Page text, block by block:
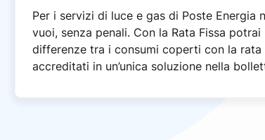
Per i servizi di luce e gas di Poste Energia
vuoi, senza penali. Con la Rata Fissa
differenze tra i consumi coperti con la
accreditati in un’unica soluzione nella